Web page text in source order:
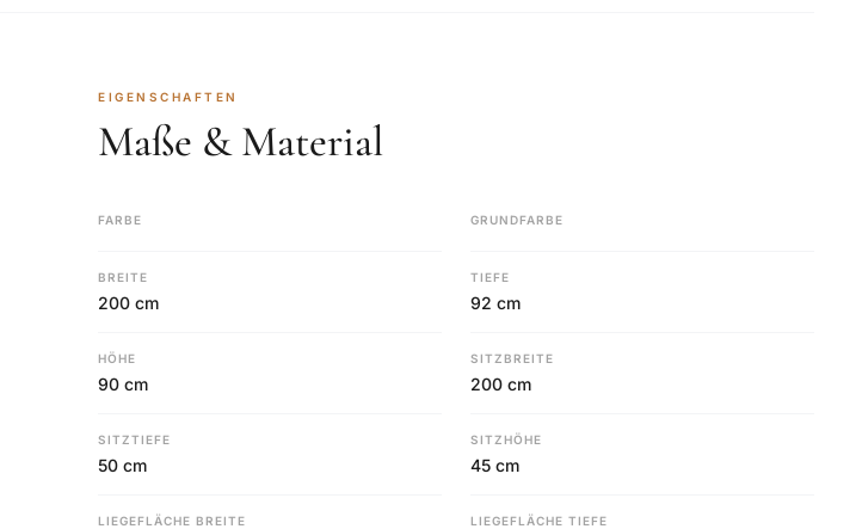
EIGENSCHAFTEN
Maße & Material
FARBE GRUNDFARBE
BREITE
200 cm
TIEFE
92 cm
HÖHE
90 cm
SITZBREITE
200 cm
SITZTIEFE
50 cm
SITZHÖHE
45 cm
LIEGEFLÄCHE BREITE LIEGEFLÄCHE TIEFE